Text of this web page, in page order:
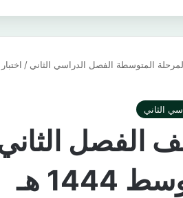
المتوسطة الفصل الدراسي الثاني /
الثاني
الفصل الثاني
هـ